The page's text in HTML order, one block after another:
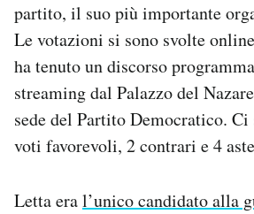
AREA PERSONALE
Area Personale
Regala il Post
Esci
partito, il suo più importante
Le votazioni si sono svolte
ha tenuto un discorso
streaming dal Palazzo del
sede del Partito Democratico.
voti favorevoli, 2 contrari e 4
Letta eral’unico candidato alla